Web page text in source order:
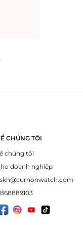
CHÚNG TÔI
chúng tôi
doanh nghiệp